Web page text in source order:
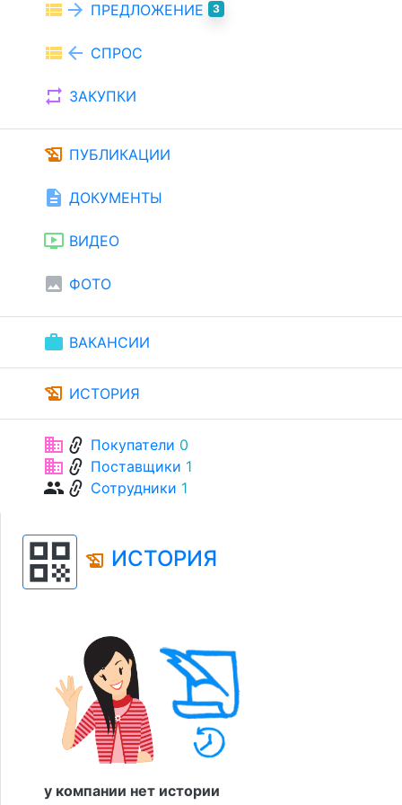
view_list arrow_forward ПРЕДЛОЖЕНИЕ 3
view_list arrow_back СПРОС
repeat ЗАКУПКИ
history_edu ПУБЛИКАЦИИ
description ДОКУМЕНТЫ
ondemand_video ВИДЕО
image ФОТО
work ВАКАНСИИ
history_edu ИСТОРИЯ
businesslink Покупатели 0
businesslink Поставщики 1
grouplink Сотрудники 1
qr_code history_edu ИСТОРИЯ
у компании нет истории